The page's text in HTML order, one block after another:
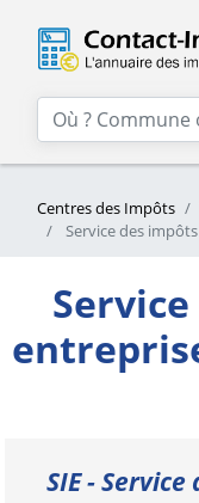
Centres des Impôts
Service des
SIE -